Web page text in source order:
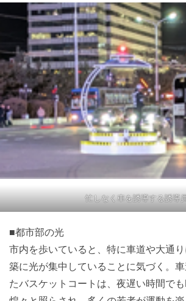
忙しなく車を誘導する誘導
■都市部の光
市内を歩いていると、特に車道や大通
築に光が集中していることに気づく。
たバスケットコートは、夜遅い時間で